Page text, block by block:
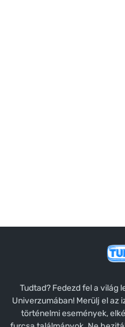
Tudtad? Fedezd fel a világ
Univerzumában! Merülj el az
történelmi események,